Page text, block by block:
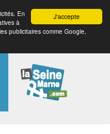
J'accepte
En
à
publicitaires comme Google,